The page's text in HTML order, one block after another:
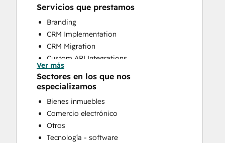
Servicios que prestamos
Branding
CRM Implementation
CRM Migration
Custom API Integrations
Knowledge Base Development
Search Engine Optimization
Website Design
Website Development
Website Migration
Ver más
Sectores en los que nos
especializamos
Bienes inmuebles
Comercio electrónico
Otros
Tecnología - software